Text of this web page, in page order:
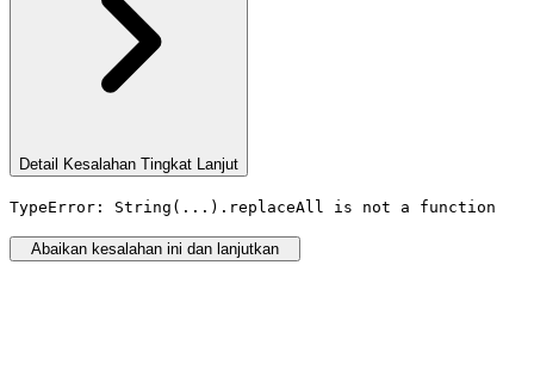
Detail Kesalahan Tingkat Lanjut
TypeError: String(...).replaceAll is not a function
Abaikan kesalahan ini dan lanjutkan